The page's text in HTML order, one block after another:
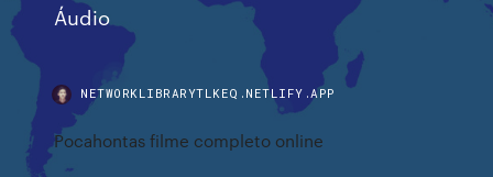
Áudio
NETWORKLIBRARYTLKEQ.NETLIFY.APP
Pocahontas filme completo online